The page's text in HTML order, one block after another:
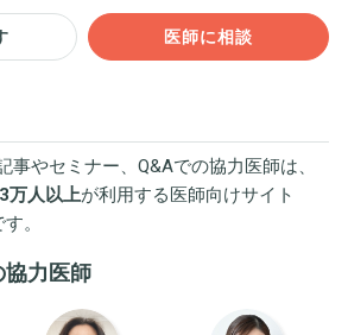
医師に相談
事やセミナー、Q&Aでの協力医師は、
万人以上が利用する医師向けサイト
。
協力医師